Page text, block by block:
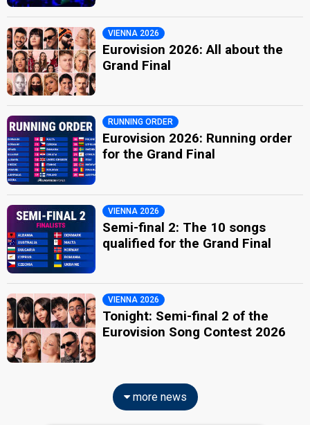
VIENNA 2026
Eurovision 2026: All about the
Grand Final
RUNNING ORDER
Eurovision 2026: Running order
for the Grand Final
VIENNA 2026
Semi-final 2: The 10 songs
qualified for the Grand Final
VIENNA 2026
Tonight: Semi-final 2 of the
Eurovision Song Contest 2026
more news